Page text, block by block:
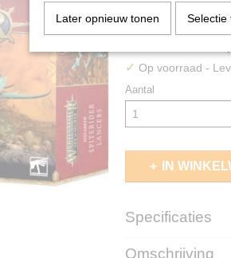
€
✓ Op voorraad -
Aantal
IN
Specificaties
EAN code
Omschrijving
Later opnieuw tonen Selectie